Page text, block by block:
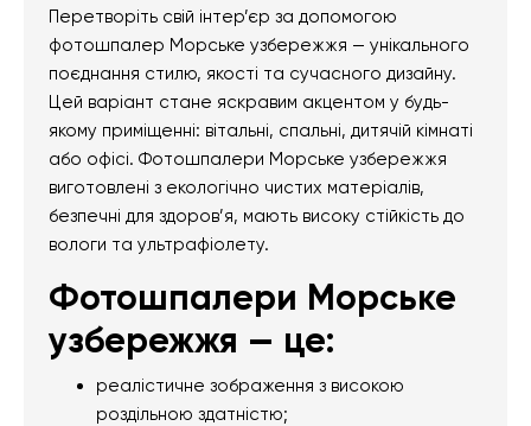
Перетворіть свій інтер’єр за допомогою
фотошпалер Морське узбережжя — унікального
поєднання стилю, якості та сучасного дизайну.
Цей варіант стане яскравим акцентом у будь-
якому приміщенні: вітальні, спальні, дитячій кімнаті
або офісі. Фотошпалери Морське узбережжя
виготовлені з екологічно чистих матеріалів,
безпечні для здоров’я, мають високу стійкість до
вологи та ультрафіолету.
Фотошпалери Морське
узбережжя — це:
реалістичне зображення з високою
роздільною здатністю;